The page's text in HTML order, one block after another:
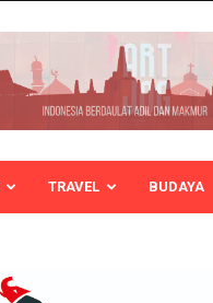
TRAVEL BUDAYA